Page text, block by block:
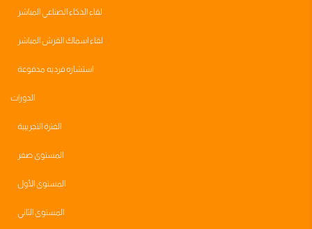
لقاء الذكاء الصناعي المباشر
لقاء اسماك القرش المباشر
استشاره فرديه مدفوعة
الدورات
الفترة التجريبية
المستوى صفر
المستوى الأول
المستوى الثاني